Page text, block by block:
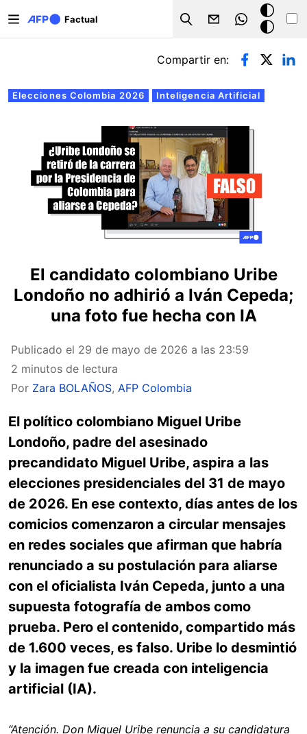
Factual
Search
Modo
oscuro
Solapas principales
Elecciones Colombia 2026 Inteligencia Artificial
Compartir en:
El candidato colombiano Uribe
Londoño no adhirió a Iván Cepeda;
una foto fue hecha con IA
Publicado el 29 de mayo de 2026 a las 23:59
2 minutos de lectura
Por Zara BOLAÑOS, AFP Colombia
El político colombiano Miguel Uribe
Londoño, padre del asesinado
precandidato Miguel Uribe, aspira a las
elecciones presidenciales del 31 de mayo
de 2026. En ese contexto, días antes de los
comicios comenzaron a circular mensajes
en redes sociales que afirman que habría
renunciado a su postulación para aliarse
con el oficialista Iván Cepeda, junto a una
supuesta fotografía de ambos como
prueba. Pero el contenido, compartido más
de 1.600 veces, es falso. Uribe lo desmintió
y la imagen fue creada con inteligencia
artificial (IA).
“Atención. Don Miguel Uribe renuncia a su candidatura